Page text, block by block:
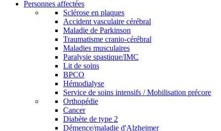
Personnes affectées
Sclérose en plaques
Accident vasculaire cérébral
Maladie de Parkinson
Traumatisme cranio-cérébral
Maladies musculaires
Paralysie spastique/IMC
Lit de soins
BPCO
Hémodialyse
Service de soins intensifs / Mobilisation précore
Orthopédie
Cancer
Diabète de type 2
Démence/maladie d'Alzheimer